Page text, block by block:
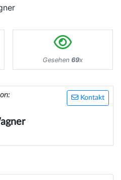
Gesehen 69x
Kontakt